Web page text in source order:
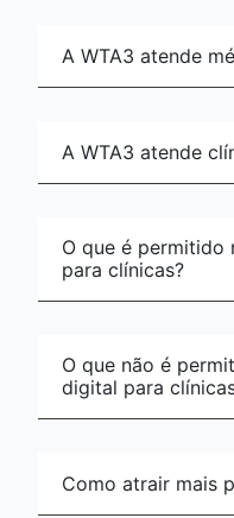
A WTA3 atende
A WTA3 atende
O que é permitido
para clínicas?
O que não é
digital para
Como atrair mais